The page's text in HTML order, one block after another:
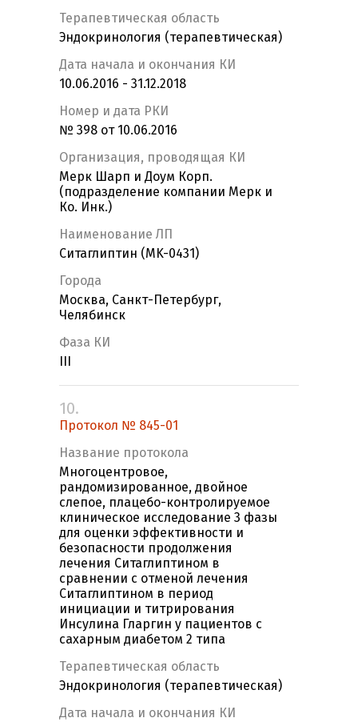
Терапевтическая область
Эндокринология (терапевтическая)
Дата начала и окончания КИ
10.06.2016 - 31.12.2018
Номер и дата РКИ
№ 398 от 10.06.2016
Организация, проводящая КИ
Мерк Шарп и Доум Корп.
(подразделение компании Мерк и
Ко. Инк.)
Наименование ЛП
Ситаглиптин (MK-0431)
Города
Москва, Санкт-Петербург,
Челябинск
Фаза КИ
10.
Протокол № 845-01
Название протокола
Многоцентровое,
рандомизированное, двойное
слепое, плацебо-контролируемое
клиническое исследование 3 фазы
для оценки эффективности и
безопасности продолжения
лечения Ситаглиптином в
сравнении с отменой лечения
Ситаглиптином в период
инициации и титрирования
Инсулина Гларгин у пациентов с
сахарным диабетом 2 типа
Терапевтическая область
Эндокринология (терапевтическая)
Дата начала и окончания КИ